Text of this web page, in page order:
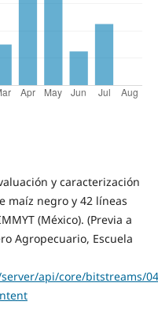
y caracterización
maíz negro y 42 líneas
(México). (Previa a
Agropecuario, Escuela
api/core/bitstreams/